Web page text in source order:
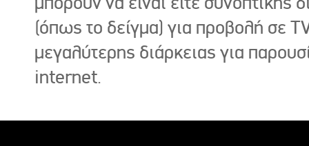
(όπως το δείγμα) για προβολή σε
μεγαλύτερης διάρκειας για
internet.